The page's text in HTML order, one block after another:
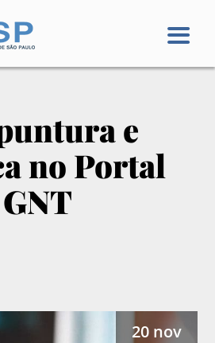
e
no Portal
GNT
20 nov